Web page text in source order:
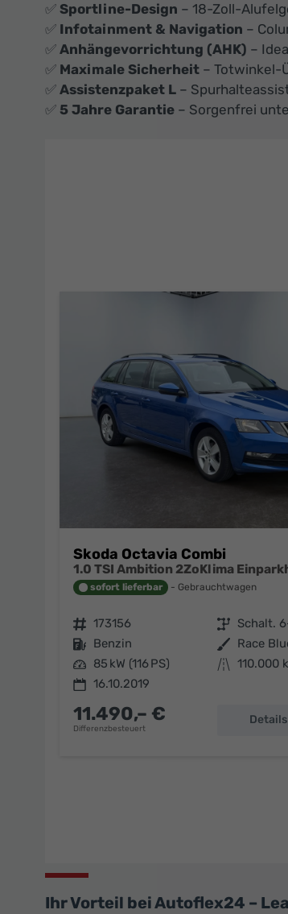
✅ Sportline-Design – 18-Zoll-
✅ Infotainment & Navigation –
✅ Anhängevorrichtung (AHK) –
✅ Maximale Sicherheit – Totwinkel-
✅ Assistenzpaket L –
✅ 5 Jahre Garantie – Sorgenfrei
Skoda Octavia Combi
sofort lieferbar Gebrauchtwagen
Fahrzeugnr. 173156 Getriebe Schalt.
Kraftstoff Benzin Außenfarbe Race
Leistung 85 kW (116 PS) Kilometerstand 110.000
16.10.2019
11.490,– €
Differenzbesteuert
Details
Ihr Vorteil bei Autoflex24 –